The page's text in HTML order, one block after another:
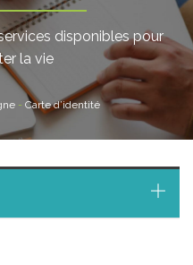
disponibles pour
la vie
- Carte d’identité